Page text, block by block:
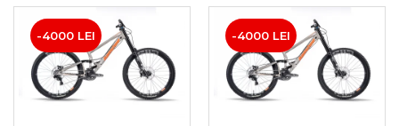
-4000 LEI -4000 LEI